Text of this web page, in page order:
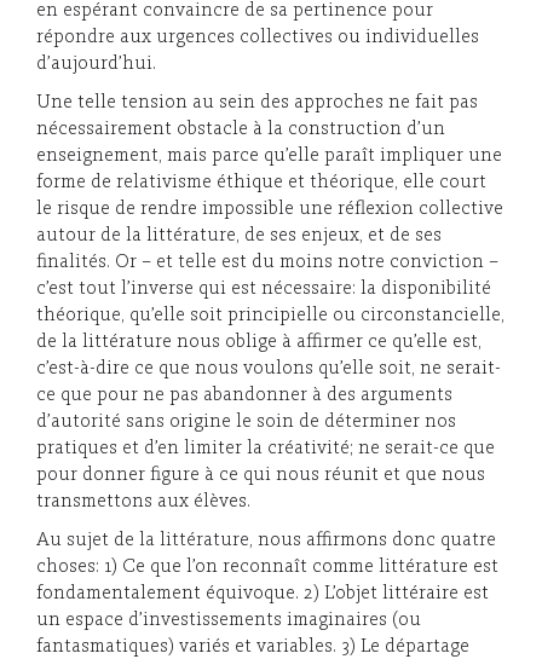
en espérant convaincre de sa pertinence pour
répondre aux urgences collectives ou individuelles
d’aujourd’hui.
Une telle tension au sein des approches ne fait pas
nécessairement obstacle à la construction d’un
enseignement, mais parce qu’elle paraît impliquer une
forme de relativisme éthique et théorique, elle court
le risque de rendre impossible une réflexion collective
autour de la littérature, de ses enjeux, et de ses
finalités. Or – et telle est du moins notre conviction –
c’est tout l’inverse qui est nécessaire: la disponibilité
théorique, qu’elle soit principielle ou circonstancielle,
de la littérature nous oblige à affirmer ce qu’elle est,
c’est-à-dire ce que nous voulons qu’elle soit, ne serait-
ce que pour ne pas abandonner à des arguments
d’autorité sans origine le soin de déterminer nos
pratiques et d’en limiter la créativité; ne serait-ce que
pour donner figure à ce qui nous réunit et que nous
transmettons aux élèves.
Au sujet de la littérature, nous affirmons donc quatre
choses: 1) Ce que l’on reconnaît comme littérature est
fondamentalement équivoque. 2) L’objet littéraire est
un espace d’investissements imaginaires (ou
fantasmatiques) variés et variables. 3) Le départage